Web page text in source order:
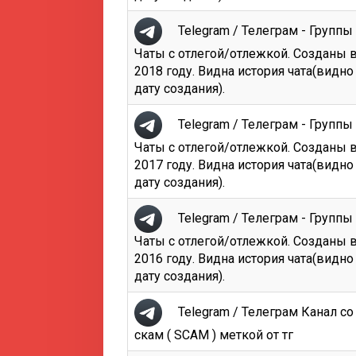
Telegram / Телеграм - Группы
Чаты с отлегой/отлежкой. Созданы
2018 году. Видна история чата(видно
дату создания).
Telegram / Телеграм - Группы
Чаты с отлегой/отлежкой. Созданы
2017 году. Видна история чата(видно
дату создания).
Telegram / Телеграм - Группы
Чаты с отлегой/отлежкой. Созданы
2016 году. Видна история чата(видно
дату создания).
Telegram / Телеграм Канал со
скам ( SCAM ) меткой от тг